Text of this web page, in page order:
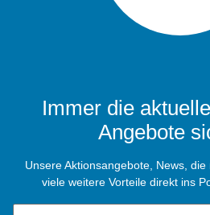
Immer die
Angebote
Unsere Aktionsangebote, News,
viele weitere Vorteile direkt ins